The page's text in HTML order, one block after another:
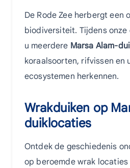
De Rode Zee herbergt een
biodiversiteit. Tijdens onze
u meerdere Marsa Alam-
koraalsoorten, rifvissen en
ecosystemen herkennen.
Wrakduiken op
duiklocaties
Ontdek de geschiedenis
op beroemde wrak